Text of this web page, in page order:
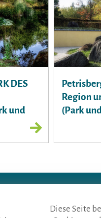
DES
und
Region
(Park
+49 (0)911 65 64
Diese Seite